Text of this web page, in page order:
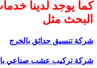
كما يوجد لدينا
البحث مثل
شركة تنسيق حدائق بالخرج
شركة تركيب عشب صناعي